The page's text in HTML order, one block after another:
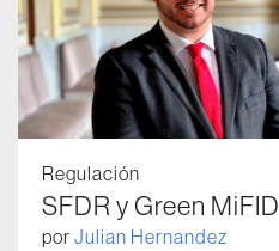
Regulación
SFDR y Green MiFID
por Julian Hernandez